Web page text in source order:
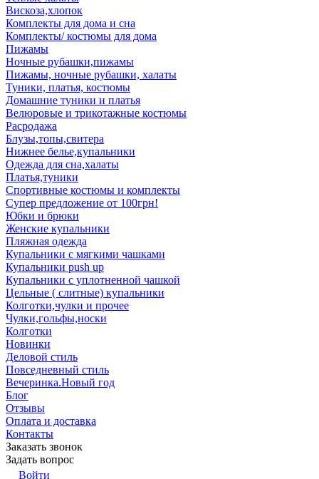
Вискоза,хлопок
Комплекты для дома и сна
Комплекты/ костюмы для дома
Пижамы
Ночные рубашки,пижамы
Пижамы, ночные рубашки, халаты
Туники, платья, костюмы
Домашние туники и платья
Велюровые и трикотажные костюмы
Расродажа
Блузы,топы,свитера
Нижнее белье,купальники
Одежда для сна,халаты
Платья,туники
Спортивные костюмы и комплекты
Супер предложение от 100грн!
Юбки и брюки
Женские купальники
Пляжная одежда
Купальники с мягкими чашками
Купальники push up
Купальники с уплотненной чашкой
Цельные ( слитные) купальники
Колготки,чулки и прочее
Чулки,гольфы,носки
Колготки
Новинки
Деловой стиль
Повседневный стиль
Вечеринка.Новый год
Блог
Отзывы
Оплата и доставка
Контакты
Заказать звонок
Задать вопрос
Войти